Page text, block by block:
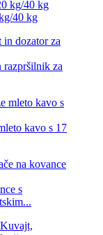
40 kg
razpršilnik za
kavo s 17
s